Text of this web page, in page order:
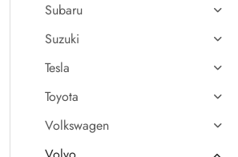
Subaru
Suzuki
Tesla
Toyota
Volkswagen